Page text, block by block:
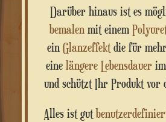
Darüber hinaus ist es
bemalenmit einem
ein Glanzeffektdie für
eine längere Lebensdauer
und schützt Ihr Produkt vor
Alles ist gut